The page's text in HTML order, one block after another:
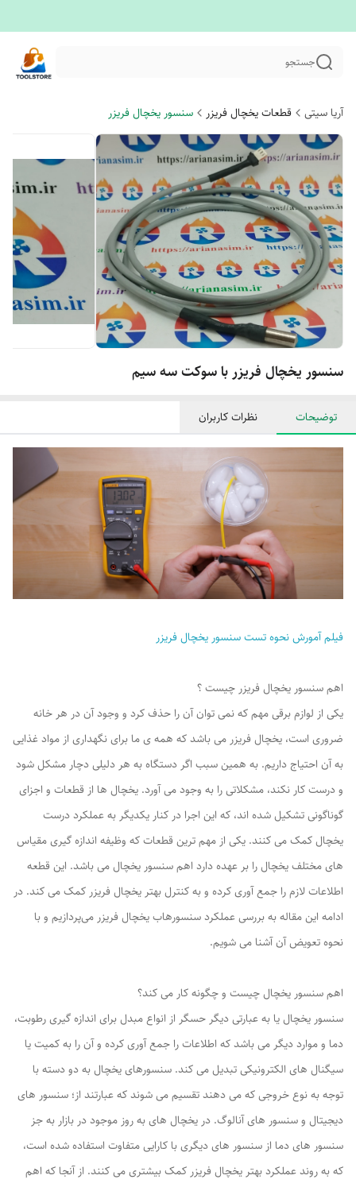
جستجو
آریا سیتی قطعات یخچال فریزر سنسور یخچال فریزر
سنسور یخچال فریزر با سوکت سه سیم
توضیحات نظرات کاربران
فیلم آمورش نحوه تست سنسور یخچال فریزر
اهم سنسور یخچال فریزر چیست ؟
یکی از لوازم برقی مهم که نمی توان آن را حذف کرد و وجود آن در هر خانه
ضروری است، یخچال فریزر می باشد که همه ی ما برای نگهداری از مواد غذایی
به آن احتیاج داریم. به همین سبب اگر دستگاه به هر دلیلی دچار مشکل شود
و درست کار نکند، مشکلاتی را به وجود می آورد. یخچال ها از قطعات و اجزای
گوناگونی تشکیل شده اند، که این اجرا در کنار یکدیگر به عملکرد درست
یخچال کمک می کنند. یکی از مهم ترین قطعات که وظیفه اندازه گیری مقیاس
های مختلف یخچال را بر عهده دارد اهم سنسور یخچال می باشد. این قطعه
اطلاعات لازم را جمع آوری کرده و به کنترل بهتر یخچال فریزر کمک می کند. در
ادامه این مقاله به بررسی عملکرد سنسورهاب یخچال فریزر می‌پردازیم و با
نحوه تعویض آن آشنا می شویم.
اهم سنسور یخچال چیست و چگونه کار می کند؟
سنسور یخچال یا به عبارتی دیگر حسگر از انواع مبدل برای اندازه گیری رطوبت،
دما و موارد دیگر می باشد که اطلاعات را جمع آوری کرده و آن را به کمیت یا
سیگنال های الکترونیکی تبدیل می کند. سنسورهای یخچال به دو دسته با
توجه به‌ نوع خروجی که می دهند تقسیم می شوند که عبارتند از؛ سنسور های
دیجیتال و سنسور های آنالوگ. در یخچال های به روز موجود در بازار به جز
سنسور های دما از سنسور های دیگری با کارایی متفاوت استفاده شده است،
که به روند عملکرد بهتر یخچال فریزر کمک بیشتری می کنند. از آنجا که اهم